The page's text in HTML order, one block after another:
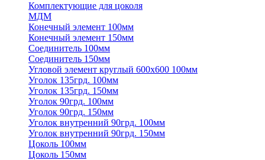
Комплектующие для цоколя
МДМ
Конечный элемент 100мм
Конечный элемент 150мм
Соединитель 100мм
Соединитель 150мм
Угловой элемент круглый 600х600 100мм
Уголок 135грд. 100мм
Уголок 135грд. 150мм
Уголок 90грд. 100мм
Уголок 90грд. 150мм
Уголок внутренний 90грд. 100мм
Уголок внутренний 90грд. 150мм
Цоколь 100мм
Цоколь 150мм